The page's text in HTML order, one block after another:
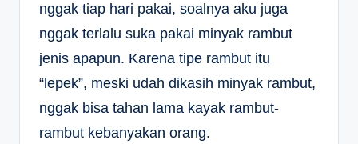
nggak tiap hari pakai, soalnya aku juga
nggak terlalu suka pakai minyak rambut
jenis apapun. Karena tipe rambut itu
“lepek”, meski udah dikasih minyak rambut,
nggak bisa tahan lama kayak rambut-
rambut kebanyakan orang.